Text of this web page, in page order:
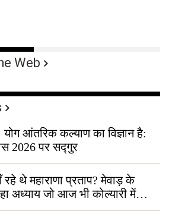
Web
योग आंतरिक कल्याण का विज्ञान है:
2026 पर सद्गुर
रहे थे महाराणा प्रताप? मेवाड़ के
अध्याय जो आज भी कोल्यारी में